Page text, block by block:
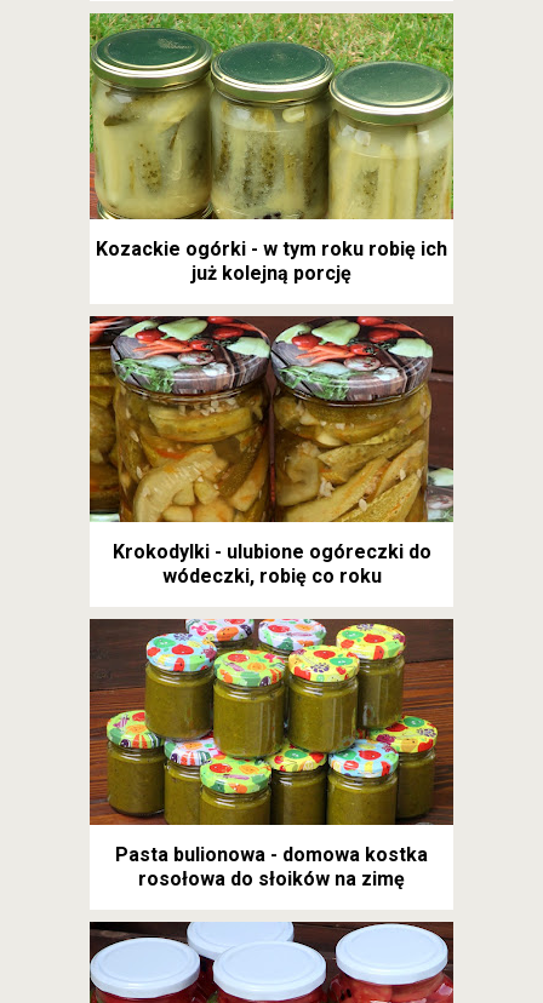
Kozackie ogórki - w tym roku robię ich
już kolejną porcję
Krokodylki - ulubione ogóreczki do
wódeczki, robię co roku
Pasta bulionowa - domowa kostka
rosołowa do słoików na zimę